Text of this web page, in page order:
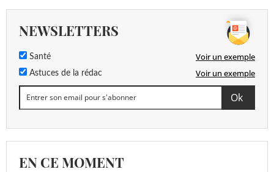
NEWSLETTERS
Santé Voir un exemple
Astuces de la rédac Voir un exemple
EN CE MOMENT